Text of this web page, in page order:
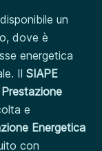
un
dove è
energetica
IlSIAPE
e
Energetica
con